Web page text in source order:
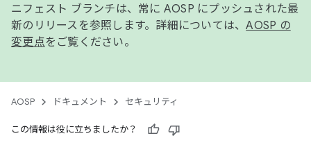
ニフェスト ブランチは、常に AOSP にプッシュされた最
新のリリースを参照します。詳細については、AOSP の
変更点をご覧ください。
AOSP ドキュメント セキュリティ
この情報は役に立ちましたか？